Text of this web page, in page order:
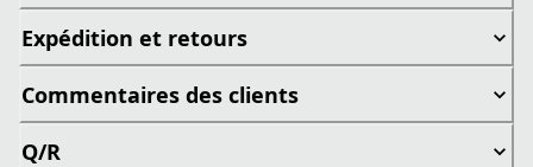
Expédition et retours
Commentaires des clients
Q/R